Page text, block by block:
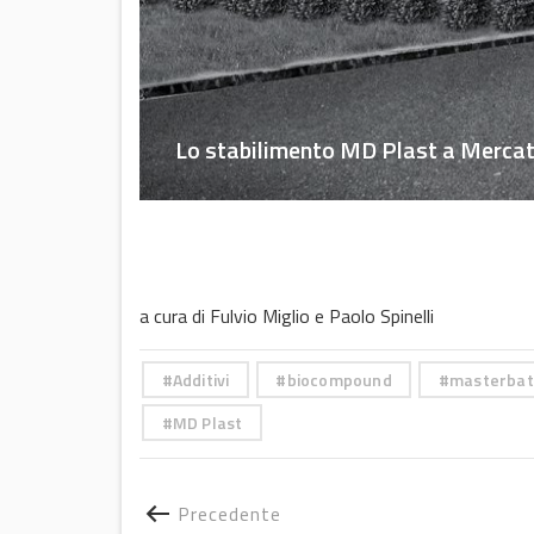
Lo stabilimento MD Plast a
a cura di Fulvio Miglio e Paolo Spinelli
Additivi biocompound
MD Plast
Precedente